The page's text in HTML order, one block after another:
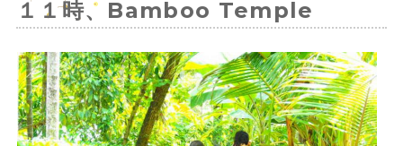
１１時、Bamboo Temple